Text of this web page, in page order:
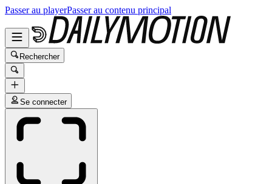
Passer au playerPasser au contenu principal
Rechercher
Se connecter